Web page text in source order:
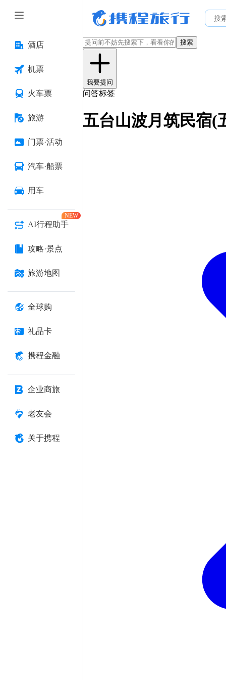
酒店
机票
火车票
旅游
门票·活动
汽车·船票
用车
AI行程助手
NEW
攻略·景点
旅游地图
全球购
礼品卡
携程金融
企业商旅
老友会
关于携程
搜索
我要提问
问答标签
五台山波月筑民宿(